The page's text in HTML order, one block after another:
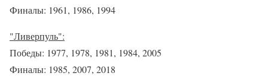
Финалы: 1961, 1986, 1994
"Ливерпуль":
Победы: 1977, 1978, 1981, 1984, 2005
Финалы: 1985, 2007, 2018